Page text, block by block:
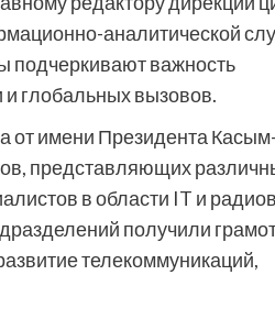
аналитической
подчеркивают важность
глобальных вызовов.
от имени Президента Касым-
представляющих
в области IT и
получили
телекоммуникаций,